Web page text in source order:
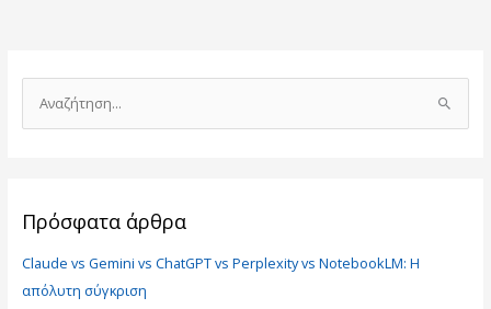
ν
ή
η
σ
Πρόσφατα άρθρα
Claude vs Gemini vs ChatGPT vs Perplexity vs NotebookLM: Η
απόλυτη σύγκριση